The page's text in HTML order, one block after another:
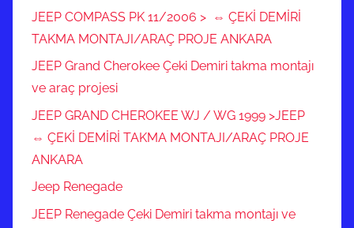
JEEP COMPASS PK 11/2006 > ⇔ ÇEKİ DEMİRİ
TAKMA MONTAJI/ARAÇ PROJE ANKARA
JEEP Grand Cherokee Çeki Demiri takma montajı
ve araç projesi
JEEP GRAND CHEROKEE WJ / WG 1999 >JEEP
⇔ ÇEKİ DEMİRİ TAKMA MONTAJI/ARAÇ PROJE
ANKARA
Jeep Renegade
JEEP Renegade Çeki Demiri takma montajı ve